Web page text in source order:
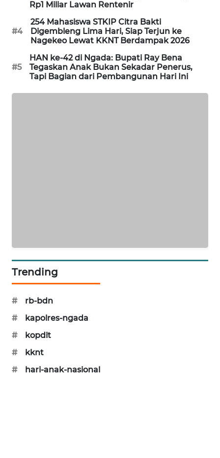
Rp1 Miliar Lawan Rentenir
#4
254 Mahasiswa STKIP Citra Bakti
Digembleng Lima Hari, Siap Terjun ke
Nagekeo Lewat KKNT Berdampak 2026
#5
HAN ke-42 di Ngada: Bupati Ray Bena
Tegaskan Anak Bukan Sekadar Penerus,
Tapi Bagian dari Pembangunan Hari Ini
Trending
#
rb-bdn
#
kapolres-ngada
#
kopdit
#
kknt
#
hari-anak-nasional
FISUELRI
ID
ENERGI
NEWS
CILEUNGSI
ID
PERAPKI
NEWS
ASA
NEWS